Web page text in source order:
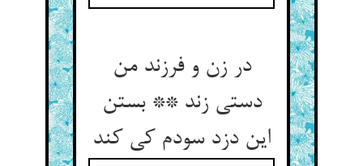
در زن و فرزند من
دستی زند ** بستن
این دزد سودم کی کند